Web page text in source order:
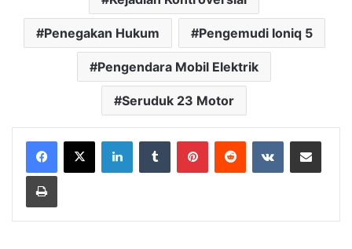
Penegakan Hukum Pengemudi Ioniq 5
Pengendara Mobil Elektrik
Seruduk 23 Motor
LinkedInTumblr PinterestReddit VKontakteShare via Email
Print